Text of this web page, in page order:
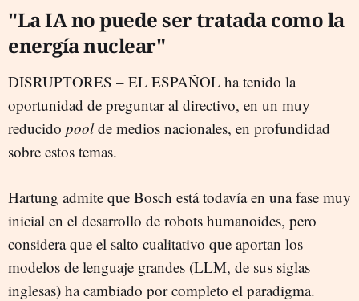
"La IA no puede ser tratada como la
energía nuclear"
DISRUPTORES – EL ESPAÑOL ha tenido la
oportunidad de preguntar al directivo, en un muy
reducido poolde medios nacionales, en profundidad
sobre estos temas.
Hartung admite que Bosch está todavía en una fase muy
inicial en el desarrollo de robots humanoides, pero
considera que el salto cualitativo que aportan los
modelos de lenguaje grandes (LLM, de sus siglas
inglesas) ha cambiado por completo el paradigma.